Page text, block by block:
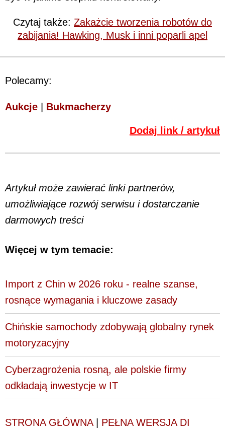
Czytaj także: Zakażcie tworzenia robotów do
zabijania! Hawking, Musk i inni poparli apel
Polecamy:
Aukcje Bukmacherzy
Dodaj link / artykuł
Artykuł może zawierać linki partnerów,
umożliwiające rozwój serwisu i dostarczanie
darmowych treści
Więcej w tym temacie:
Import z Chin w 2026 roku - realne szanse,
rosnące wymagania i kluczowe zasady
Chińskie samochody zdobywają globalny rynek
motoryzacyjny
Cyberzagrożenia rosną, ale polskie firmy
odkładają inwestycje w IT
STRONA GŁÓWNA| PEŁNA WERSJA DI